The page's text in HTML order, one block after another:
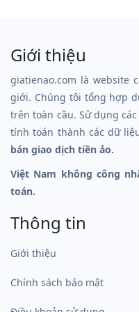
Giới thiệu
giatienao.com là website
giới. Chúng tôi tổng hợp
trên toàn cầu. Sử dụng
tính toán thành các dữ
bán giao dịch tiền ảo.
Việt Nam không công
toán.
Thông tin
Giới thiệu
Chính sách bảo mật